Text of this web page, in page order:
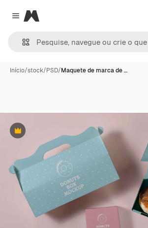
Close menu
Magnific
Início/stock/PSD/Maquete de marca de …
Premium